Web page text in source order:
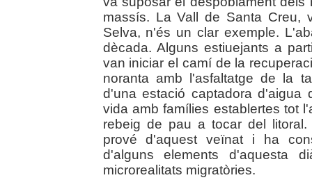
massís. La Vall de Santa Creu,
Selva, n'és un clar exemple.
dècada. Alguns estiuejants a
van iniciar el camí de la
noranta amb l'asfaltatge de la
d'una estació captadora d'aigua
vida amb famílies establertes tot
rebeig de pau a tocar del
prové d'aquest veïnat i ha
d'alguns elements d'aquesta
microrealitats migratòries.